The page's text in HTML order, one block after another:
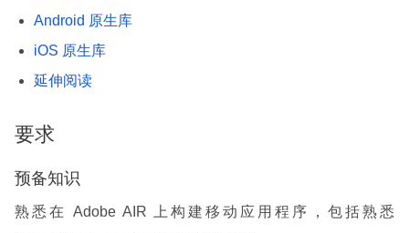
Android 原生库
iOS 原生库
延伸阅读
要求
预备知识
熟悉在 Adobe AIR 上构建移动应用程序，包括熟悉